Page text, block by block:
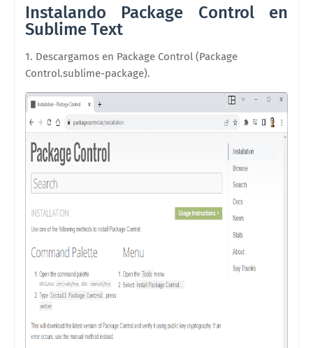
Instalando Package Control en
Sublime Text
1. Descargamos en Package Control (Package
Control.sublime-package).